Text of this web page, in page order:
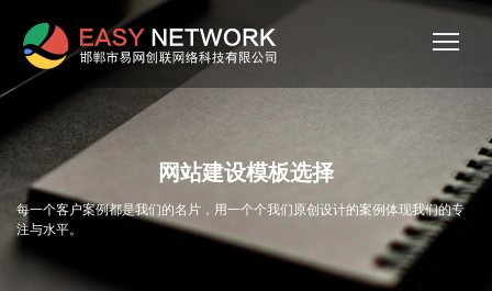
网站建设模板选择
每一个客户案例都是我们的名片，用一个个我们原创设计的案例体现我们的专
注与水平。